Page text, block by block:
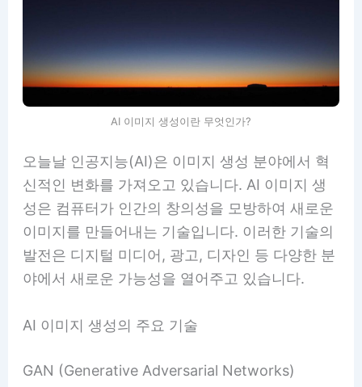
AI 이미지 생성이란 무엇인가?
오늘날 인공지능(AI)은 이미지 생성 분야에서 혁
신적인 변화를 가져오고 있습니다. AI 이미지 생
성은 컴퓨터가 인간의 창의성을 모방하여 새로운
이미지를 만들어내는 기술입니다. 이러한 기술의
발전은 디지털 미디어, 광고, 디자인 등 다양한 분
야에서 새로운 가능성을 열어주고 있습니다.
AI 이미지 생성의 주요 기술
GAN (Generative Adversarial Networks)